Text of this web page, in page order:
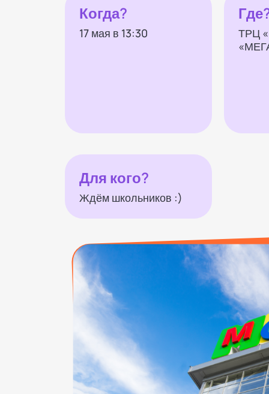
Когда?
17 мая в 13:30
ТРЦ
Для кого?
Ждём школьников :)